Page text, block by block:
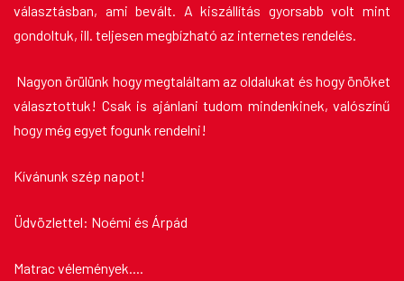
választásban, ami bevált. A kiszállítás gyorsabb volt mint
gondoltuk, ill. teljesen megbízható az internetes rendelés.
Nagyon örülünk hogy megtaláltam az oldalukat és hogy önöket
választottuk! Csak is ajánlani tudom mindenkinek, valószínű
hogy még egyet fogunk rendelni!
Kívánunk szép napot!
Üdvözlettel: Noémi és Árpád
Matrac vélemények....